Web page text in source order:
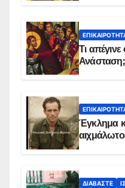
Τι
Ανάσταση;
Έγκλημα
ΔΙΑΒΆΣΤΕ